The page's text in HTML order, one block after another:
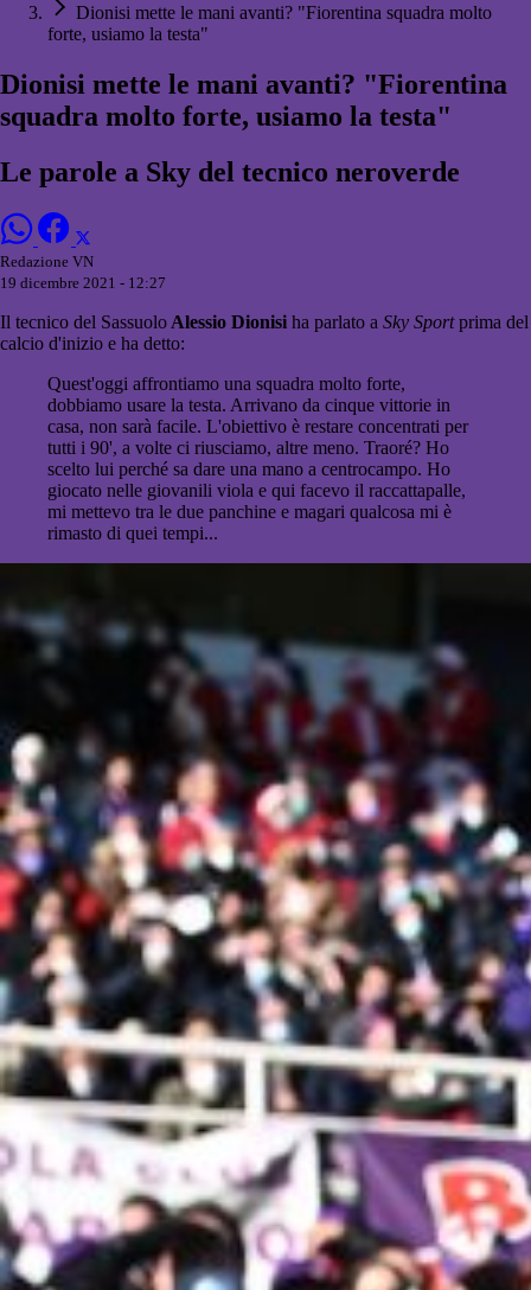
Dionisi mette le mani avanti? "Fiorentina squadra molto
forte, usiamo la testa"
Dionisi mette le mani avanti? "Fiorentina
squadra molto forte, usiamo la testa"
Le parole a Sky del tecnico neroverde
Redazione VN
19 dicembre 2021 - 12:27
Il tecnico del Sassuolo Alessio Dionisi ha parlato a Sky Sportprima del
calcio d'inizio e ha detto:
Quest'oggi affrontiamo una squadra molto forte,
dobbiamo usare la testa. Arrivano da cinque vittorie in
casa, non sarà facile. L'obiettivo è restare concentrati per
tutti i 90', a volte ci riusciamo, altre meno. Traoré? Ho
scelto lui perché sa dare una mano a centrocampo. Ho
giocato nelle giovanili viola e qui facevo il raccattapalle,
mi mettevo tra le due panchine e magari qualcosa mi è
rimasto di quei tempi...